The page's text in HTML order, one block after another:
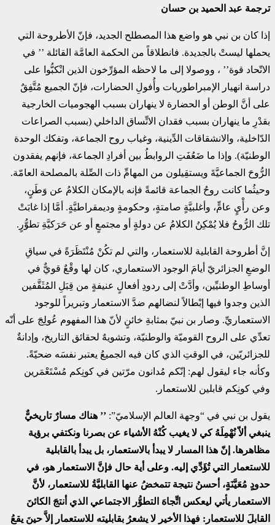
ترجمة عبد الحميد بن حسان
إذا كان بن نبي هو واضع هذا المصطلح الجديد، فإنّ الأطروحة التي
يحملها ليستْ بالجديدة. فانطلاقاً من الحكمة العامَّة القائلة ’’ في
الاتّحاد قوة’’ ، ووصولا إلى ما لاحظه المؤرِّخون الذين انْكبُّوا على
دراسة انهيار الإمبراطوريات وأُفولِ الحضارات، فإنّ الجميع مُتَّفِقٌ
على أنَّ الوطن أو الحضارة لا ينهاران بسبب الهجوميات الخارجية
بقدْرِ ما ينهاران بسبب فقدان الاتِّساق الداخلي (بسبب الصراعات
الدّاخلية، والانشقاقات الدِّينية، وغياب روح الجماعة، وتفكك الوحدة
الوطنيّة). وإذا ما ضَعُفَتِ الروابطُ بين أفرادِ الجماعة، فإنهم يفقدون
الرُّوحَ الجماعيَّةَ ويستقِيلون من المهامِّ ذات الصِّلة بالمصلحة العامّة.
وحيثُما كانت روحُ الجماعة قائمةً فإنه بالإمكان الكلامُ عن وَطَنٍ،
وعن رأْيٍ عامٍّ، وأغلبيَّةٍ صامتةٍ، وحكومةٍ وديمقراطيَّةٍ. أمَّا إذا غابَتْ
تلك الرُّوحُ فلا يُمْكِنُ الكلامُ عن دولةٍ أو مجتمعٍ أو عن حَرَكيَّةِ تطوُّرٍ.
إنَّ أطروحة القابلية للاستعمار، والتي لم تكُنْ مُنْتَظَرَةً في سياقِ
الوضعِ الجزائريّ أيامَ الوجود الاستعماري، كان لها وقْعٌ قويٌّ في
أوساطِ الوطنيِّين، وأدَّتْ إلى ردودِ أفعالٍ عنيفةٍ من قِبَلِ المُثَقَّفين
الذين وجدوا فيها إبْطالاً لنضالهم ضدَّ الاستعمار وتبريراً للوجود
الاستعماريِّ. وصار بن نبيّ بمثابةِ خائنٍ لأنّ هذا المفهوم عُولِجَ على أنّه
تعدِّي على الروح القوميّة والوطنيّة، وتشويهٌ لحقائق التاريخ، وإدانةٌ
للجزائريّين، في الوقتِ الذي كان فيه الجميعُ يعتبر نفسَه ضحيّةً.
وكأنه جاء ليقول لهم: إنّكم مُدانون مرّتين في كونِكم مُسْتَعْمَرين
وفي كونِكم قابلين للاستعمار.
يقول بن نبي في “وجهة العالم الإسلاميّ”: ’’ هناك مسارٌ تاريخيٌّ
ينبغي ألاّ نُهْمِلَهُ كي لا يغيب كُنْهُ الأشياء عن بصرنا ونكتفي برؤية
مظاهرها. إنّ هذا المسار لا يبدأ بالاستعمار، بل يبدأ بالقابلية
للاستعمار التي تُؤَدِّي إليه. وعلى أية حال فإنَّ الاستعمار هو، في
حدودٍ مُعَيَّنَةٍ، أحسنُ نتيجة تتمخضُ عنها القابليَّةُ للاستعمار، لأنَّ
الاستعمار يأتي ليعكس اتِّجاهَ التطوُّر الاجتماعي الذي أنتجَ الكائنَ
القابلَ للاستعمار: فهذا الأخير لا يشعرُ بقابليته للاستعمار إلاَّ حينَ يقعُ